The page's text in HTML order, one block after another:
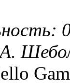
А.